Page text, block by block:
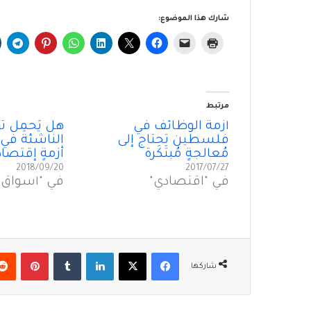
شارك هذا الموضوع:
مرتبط
أزمة الوظائف في
فلسطين تحتاج إلى
مُعالجةٍ مُبتَكَرة
2017/07/27
في "اقتصادي"
هل يَحمِل
الناشئة في
أزمةٍ
2018/09/20
في "أسواق
شاركها
فيسبوك‫X لينكدإن